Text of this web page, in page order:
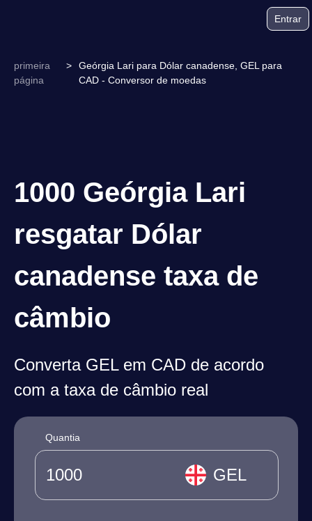
Entrar
primeira
página
>
Geórgia Lari para Dólar canadense, GEL para
CAD - Conversor de moedas
1000 Geórgia Lari
resgatar Dólar
canadense taxa de
câmbio
Converta GEL em CAD de acordo
com a taxa de câmbio real
Quantia
GEL